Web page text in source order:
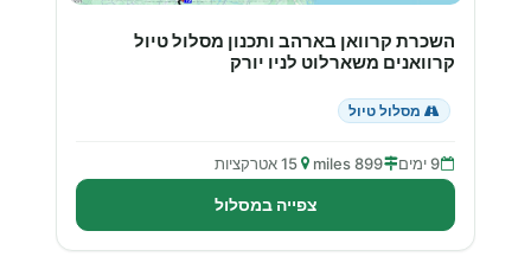
השכרת קרוואן בארהב ותכנון מסלול טיול
קרוואנים משארלוט לניו יורק
מסלול טיול
9 ימים 899 miles 15 אטרקציות
צפייה במסלול